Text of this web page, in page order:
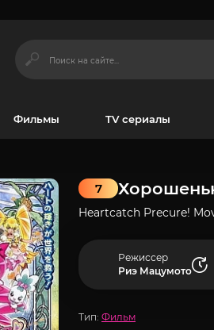
Фильмы TV сериалы
7
Heartcatch Precure!
Режиссер
Риэ Мацумото
Тип: Фильм